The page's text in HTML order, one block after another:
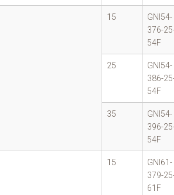
15
GNI54-
376-
54F
25
GNI54-
386-
54F
35
GNI54-
396-
54F
15
GNI61-
379-
61F